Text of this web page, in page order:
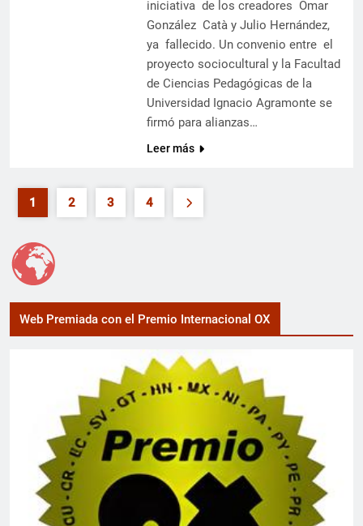
iniciativa de los creadores Omar
González Catà y Julio Hernández,
ya fallecido. Un convenio entre el
proyecto sociocultural y la Facultad
de Ciencias Pedagógicas de la
Universidad Ignacio Agramonte se
firmó para alianzas…
Leer más
1 2 3 4
Web Premiada con el Premio Internacional OX